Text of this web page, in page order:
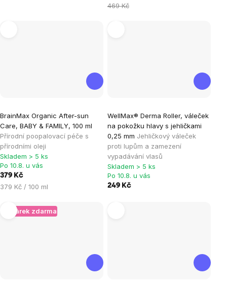
cena:
469 Kč
BrainMax Organic After-sun
Care, BABY & FAMILY, 100 ml
Přírodní poopalovací péče s
přírodními oleji
hodnocení
produktu
je
5,0
z
Skladem > 5 ks
Po 10.8. u vás
379 Kč
Měrná
379 Kč / 100 ml
WellMax® Derma Roller, váleček
na pokožku hlavy s jehličkami
0,25 mm Jehličkový váleček
proti lupům a zamezení
vypadávání vlasů
hodnocení
produktu
je
5,0
z
5
Skladem > 5 ks
Po 10.8. u vás
249 Kč
+ Dárek zdarma